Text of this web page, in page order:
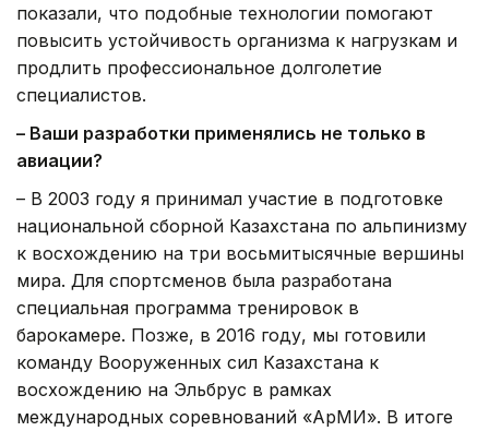
показали, что подобные технологии помогают
повысить устойчивость организма к нагрузкам и
продлить профессиональное долголетие
специалистов.
– Ваши разработки применялись не только в
авиации?
– В 2003 году я принимал участие в подготовке
национальной сборной Казахстана по альпинизму
к восхождению на три восьмитысячные вершины
мира. Для спортсменов была разработана
специальная программа тренировок в
барокамере. Позже, в 2016 году, мы готовили
команду Вооруженных сил Казахстана к
восхождению на Эльбрус в рамках
международных соревнований «АрМИ». В итоге